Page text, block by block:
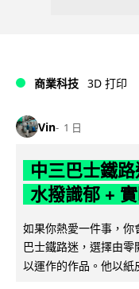
商業科技 3D 打印
Vin 1 日
中三巴士鐵
水撥識郁 +
如果你熱愛一件事，你
巴士鐵路迷，選擇由
以運作的作品。他以紙